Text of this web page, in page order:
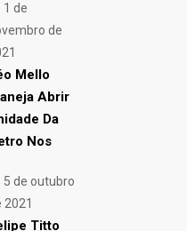
1 de
de
Mello
Abrir
Da
Nos
5 de outubro
2021
Titto